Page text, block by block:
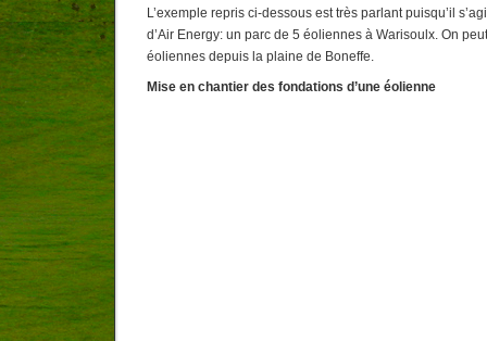
L’exemple repris ci-dessous est très parlant puisqu’il
d’Air Energy: un parc de 5 éoliennes à Warisoulx. On
éoliennes depuis la plaine de Boneffe.
Mise en chantier des fondations d’une éolienne